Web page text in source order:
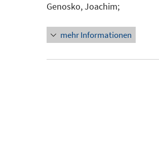
Genosko, Joachim;
mehr Informationen